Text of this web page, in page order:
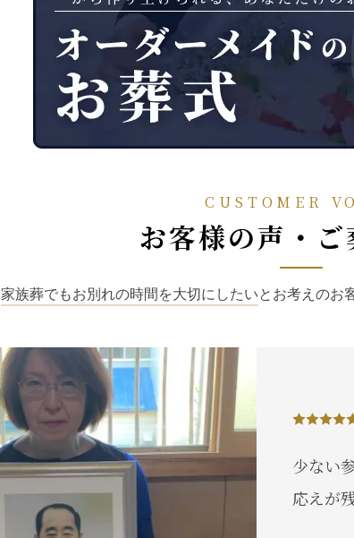
CUSTOMER
お客様の声・ご
家族葬でもお別れの時間を大切にしたいとお考えのお
少ない
応えが